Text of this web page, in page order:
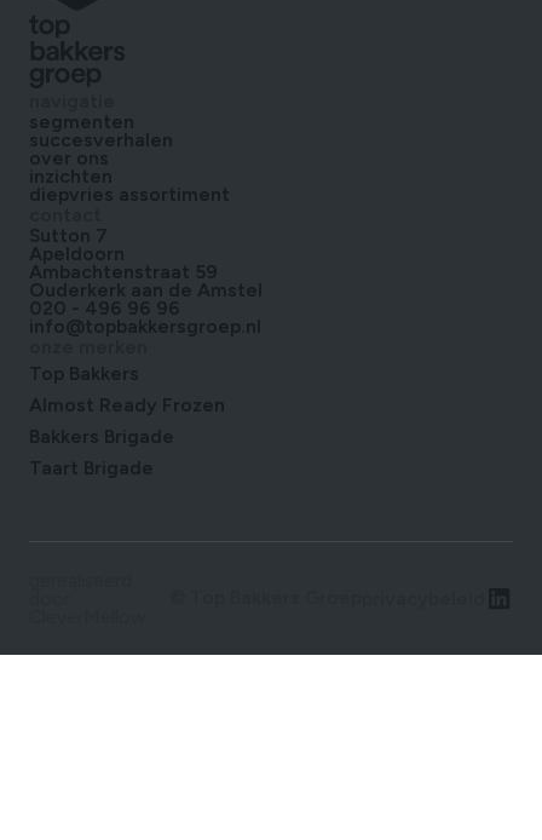
segmenten
succesverhalen
over ons
inzichten
diepvries assortiment
Sutton 7
Apeldoorn
Ambachtenstraat 59
Ouderkerk aan de Amstel
020 - 496 96 96
info@topbakkersgroep.nl
Top Bakkers
Almost Ready Frozen
Bakkers Brigade
Taart Brigade